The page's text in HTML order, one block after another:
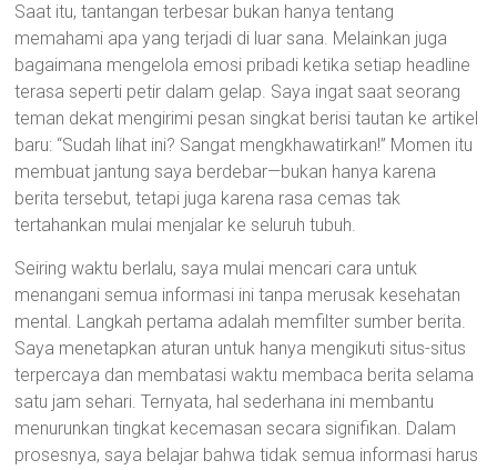
Saat itu, tantangan terbesar bukan hanya tentang
memahami apa yang terjadi di luar sana. Melainkan juga
bagaimana mengelola emosi pribadi ketika setiap headline
terasa seperti petir dalam gelap. Saya ingat saat seorang
teman dekat mengirimi pesan singkat berisi tautan ke artikel
baru: “Sudah lihat ini? Sangat mengkhawatirkan!” Momen itu
membuat jantung saya berdebar—bukan hanya karena
berita tersebut, tetapi juga karena rasa cemas tak
tertahankan mulai menjalar ke seluruh tubuh.
Seiring waktu berlalu, saya mulai mencari cara untuk
menangani semua informasi ini tanpa merusak kesehatan
mental. Langkah pertama adalah memfilter sumber berita.
Saya menetapkan aturan untuk hanya mengikuti situs-situs
terpercaya dan membatasi waktu membaca berita selama
satu jam sehari. Ternyata, hal sederhana ini membantu
menurunkan tingkat kecemasan secara signifikan. Dalam
prosesnya, saya belajar bahwa tidak semua informasi harus